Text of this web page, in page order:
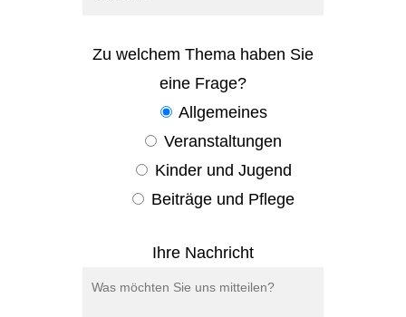
Zu welchem Thema haben Sie
eine Frage?
Allgemeines
Veranstaltungen
Kinder und Jugend
Beiträge und Pflege
Ihre Nachricht